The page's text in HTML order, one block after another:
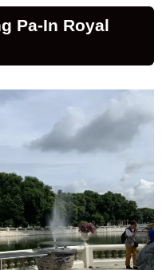
Pa-In Royal